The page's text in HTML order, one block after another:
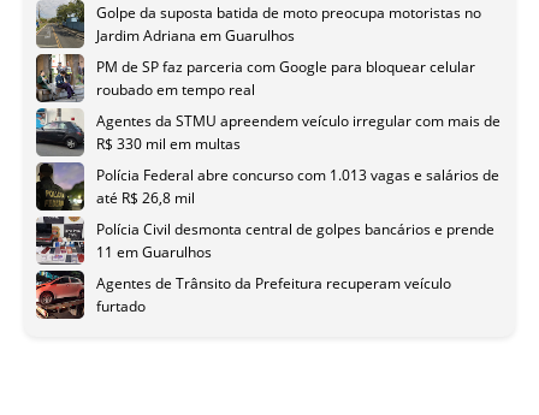
Golpe da suposta batida de moto preocupa motoristas no
Jardim Adriana em Guarulhos
PM de SP faz parceria com Google para bloquear celular
roubado em tempo real
Agentes da STMU apreendem veículo irregular com mais de
R$ 330 mil em multas
Polícia Federal abre concurso com 1.013 vagas e salários de
até R$ 26,8 mil
Polícia Civil desmonta central de golpes bancários e prende
11 em Guarulhos
Agentes de Trânsito da Prefeitura recuperam veículo
furtado